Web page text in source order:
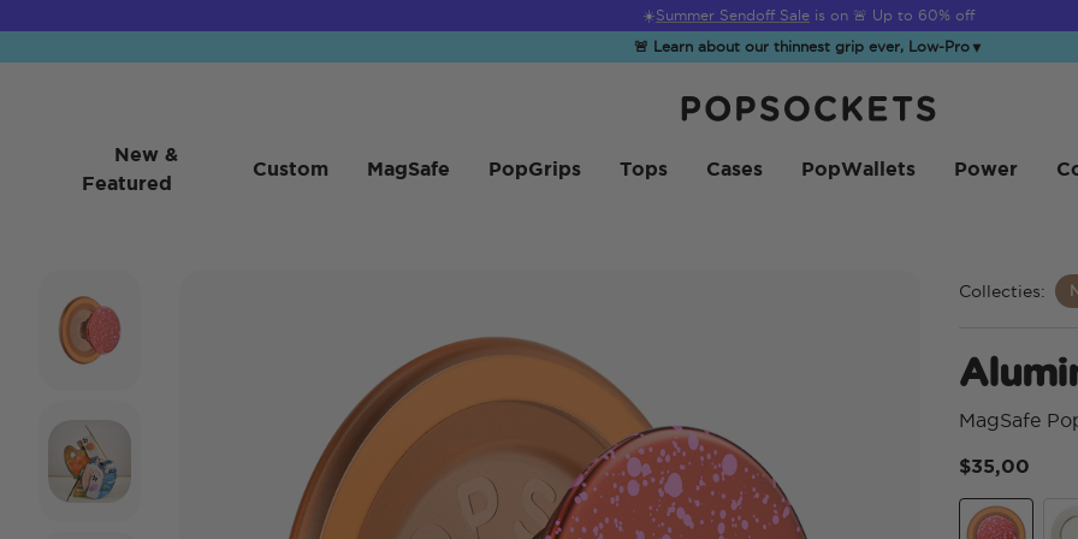
☀️Summer Sendoff Sale is on 🚨 Up to 60% off
🚨 Learn about our thinnest grip ever, Low-Pro▼
New &
Featured
Custom MagSafe PopGrips Tops Cases PopWallets Power
Collecties:
MagSafe
$35,00